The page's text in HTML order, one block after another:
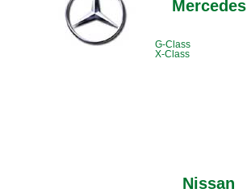
Mercedes
G-Class
X-Class
Nissan